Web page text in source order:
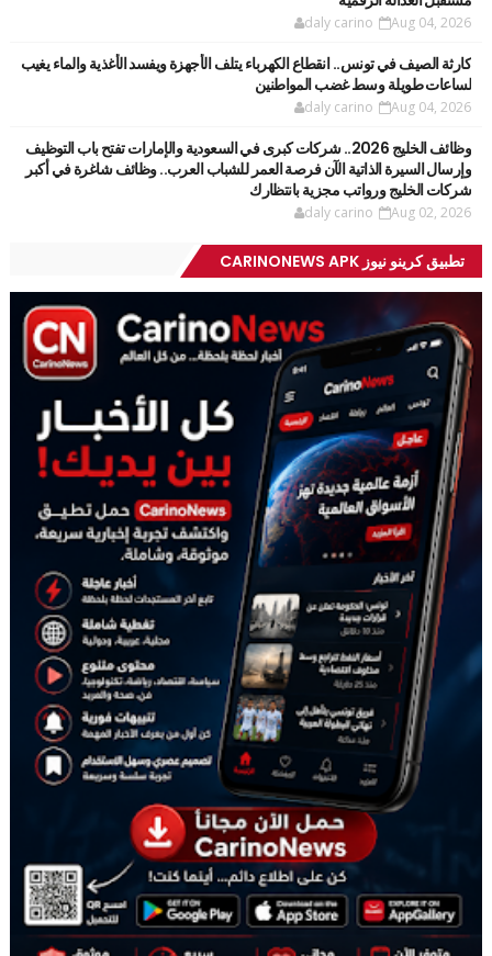
daly carino Aug 04, 2026
كارثة الصيف في تونس.. انقطاع الكهرباء يتلف الأجهزة ويفسد الأغذية والماء يغيب
لساعات طويلة وسط غضب المواطنين
daly carino Aug 04, 2026
وظائف الخليج 2026.. شركات كبرى في السعودية والإمارات تفتح باب التوظيف
وإرسال السيرة الذاتية الآن فرصة العمر للشباب العرب.. وظائف شاغرة في أكبر
شركات الخليج ورواتب مجزية بانتظارك
daly carino Aug 02, 2026
تطبيق كرينو نيوز CARINONEWS APK